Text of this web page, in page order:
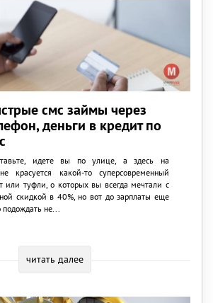
смс займы через
деньги в кредит по
идете вы по улице, а здесь на
красуется какой-то суперсовременный
или туфли, о которых вы всегда мечтали с
скидкой в 40%, но вот до зарплаты еще
не...
читать далее